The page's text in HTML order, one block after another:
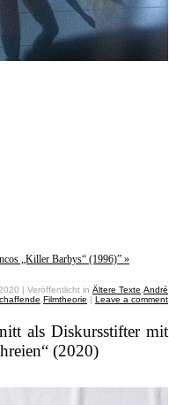
„Killer Barbys“ (1996)” »
| Veröffentlicht in Ältere Texte André
Filmtheorie | Leave a comment
als Diskursstifter mit
(2020)